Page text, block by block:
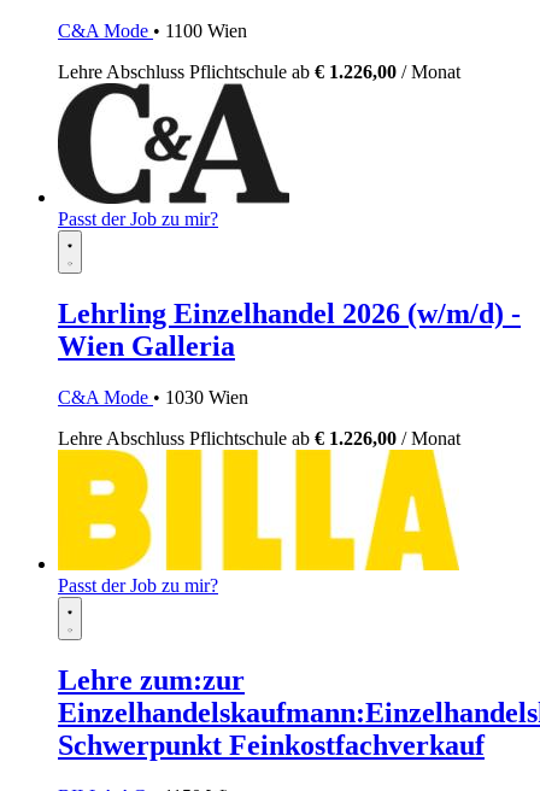
C&A Mode • 1100 Wien
Lehre Abschluss Pflichtschule ab € 1.226,00 / Monat
Passt der Job zu mir?
Lehrling Einzelhandel 2026 (w/m/d) -
Wien Galleria
C&A Mode • 1030 Wien
Lehre Abschluss Pflichtschule ab € 1.226,00 / Monat
Passt der Job zu mir?
Lehre zum:zur
Schwerpunkt Feinkostfachverkauf